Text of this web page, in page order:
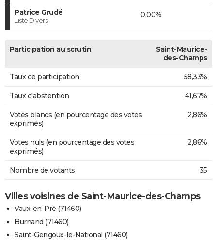
Patrice Grudé
Liste Divers
0,00%
Participation au scrutin
Saint-Maurice-
des-Champs
Taux de participation 58,33%
Taux d'abstention 41,67%
Votes blancs (en pourcentage des votes
exprimés)
2,86%
Votes nuls (en pourcentage des votes
exprimés)
2,86%
Nombre de votants 35
Villes voisines de Saint-Maurice-des-Champs
Vaux-en-Pré (71460)
Burnand (71460)
Saint-Gengoux-le-National (71460)